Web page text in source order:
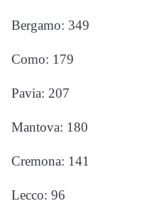
Bergamo: 349
Como: 179
Pavia: 207
Mantova: 180
Cremona: 141
Lecco: 96